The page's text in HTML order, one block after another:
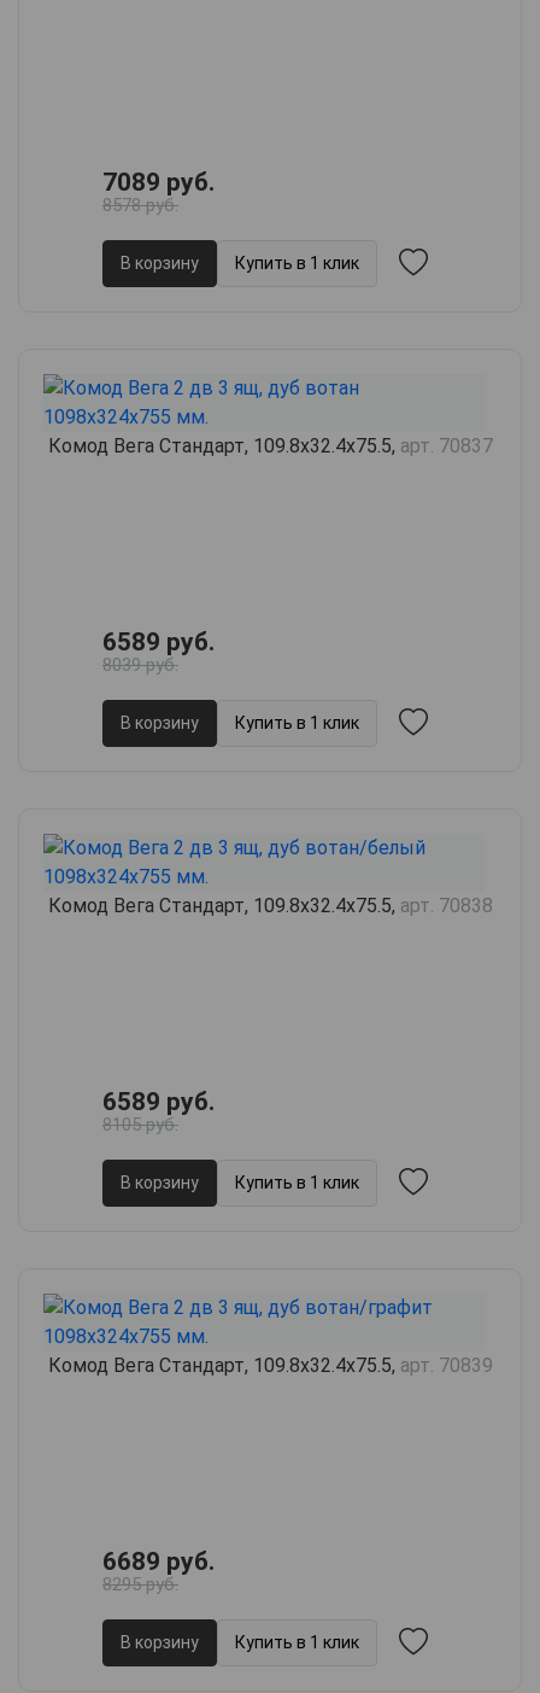
7089 руб.
8578 руб.
В корзину Купить в 1 клик
Комод Вега Стандарт, 109.8х32.4х75.5, арт. 70837
6589 руб.
8039 руб.
В корзину Купить в 1 клик
Комод Вега Стандарт, 109.8х32.4х75.5, арт. 70838
6589 руб.
8105 руб.
В корзину Купить в 1 клик
Комод Вега Стандарт, 109.8х32.4х75.5, арт. 70839
6689 руб.
8295 руб.
В корзину Купить в 1 клик